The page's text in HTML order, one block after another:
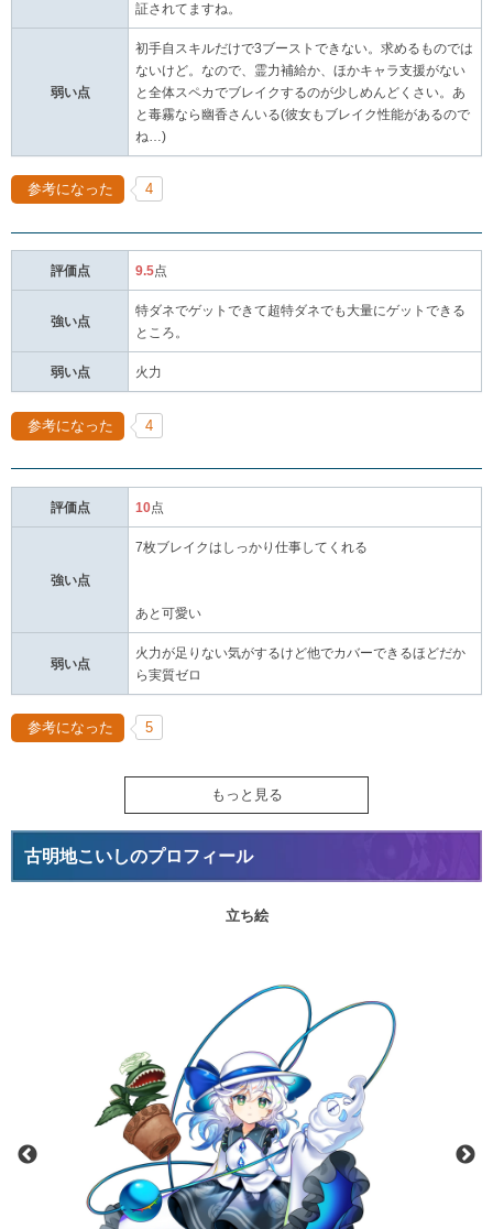
証されてますね。
弱い点
初手自スキルだけで3ブーストできない。求めるものでは
ないけど。なので、霊力補給か、ほかキャラ支援がない
と全体スペカでブレイクするのが少しめんどくさい。あ
と毒霧なら幽香さんいる(彼女もブレイク性能があるので
ね…)
参考になった 4
評価点 9.5点
強い点
特ダネでゲットできて超特ダネでも大量にゲットできる
ところ。
弱い点 火力
参考になった 4
評価点 10点
強い点
7枚ブレイクはしっかり仕事してくれる
あと可愛い
弱い点
火力が足りない気がするけど他でカバーできるほどだか
ら実質ゼロ
参考になった 5
もっと見る
古明地こいしのプロフィール
立ち絵